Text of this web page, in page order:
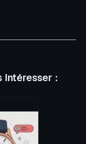
Intéresser :